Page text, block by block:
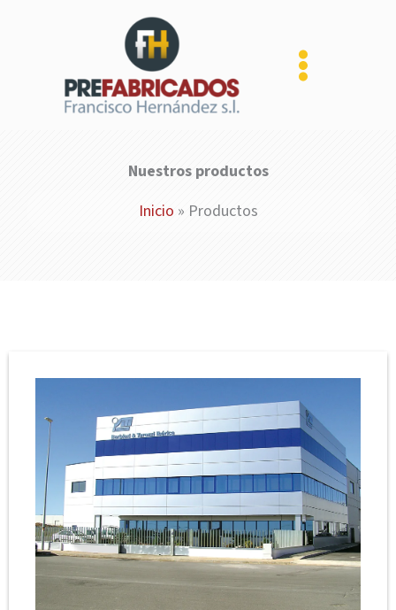
Nuestros productos
Inicio » Productos